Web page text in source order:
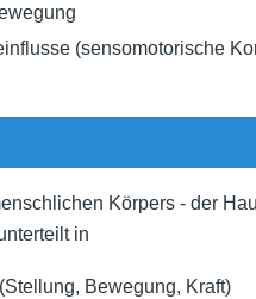
(sensomotorische
Körpers - der
in
Bewegung, Kraft)